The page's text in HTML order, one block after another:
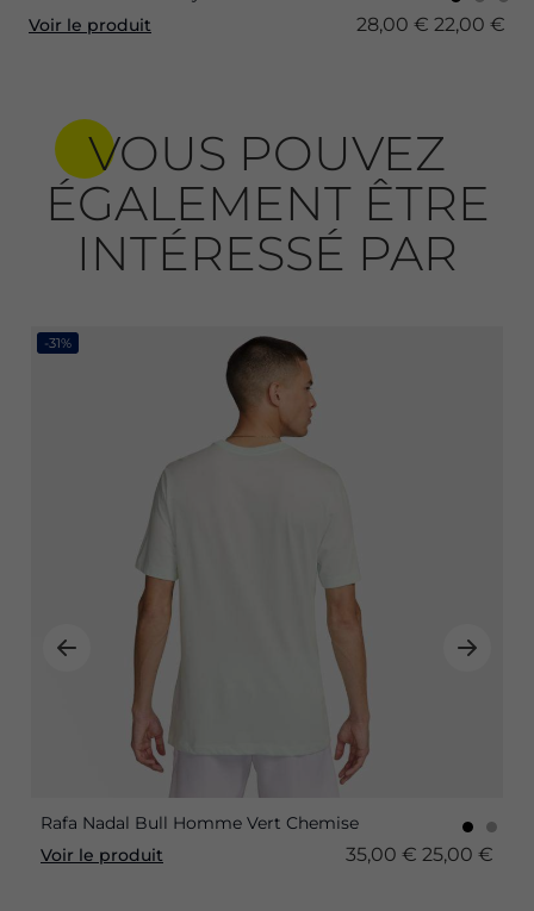
Voir le produit
28,00 € 22,00 €
VOUS POUVEZ
ÉGALEMENT ÊTRE
INTÉRESSÉ PAR
-31%
Rafa Nadal Bull Homme Vert Chemise
Voir le produit
35,00 € 25,00 €